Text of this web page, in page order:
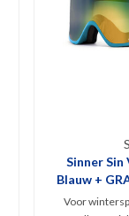
Sinner Sin
Blauw +
Voor